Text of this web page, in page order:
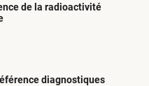
de la radioactivité
diagnostiques